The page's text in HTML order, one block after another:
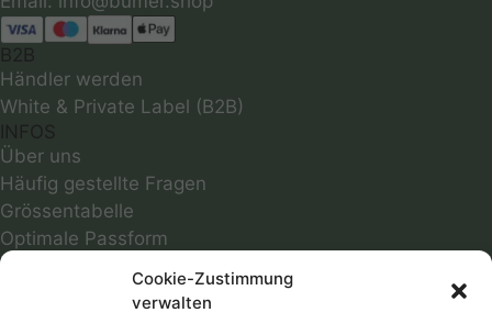
Cookie-Zustimmung
verwalten
Händler werden
White & Private Label (B2B)
Über uns
Häufig gestellte Fragen
Grössentabelle
Optimale Passform
Infos zu Materialien